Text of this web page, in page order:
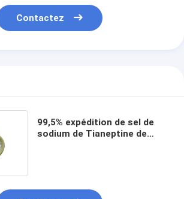
Contactez
99,5% expédition de sel de
sodium de Tianeptine de